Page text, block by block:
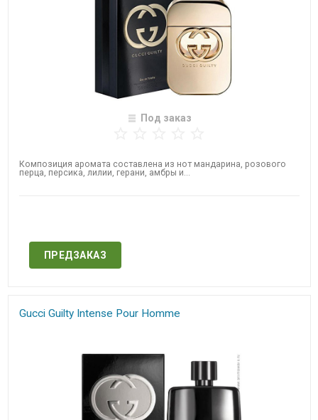
Под заказ
Композиция аромата составлена из нот мандарина, розового
перца, персика, лилии, герани, амбры и...
ПРЕДЗАКАЗ
Gucci Guilty Intense Pour Homme